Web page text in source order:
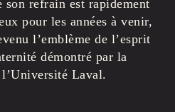
son refrain est rapidement
pour les années à venir,
l’emblème de l’esprit
démontré par la
Laval.